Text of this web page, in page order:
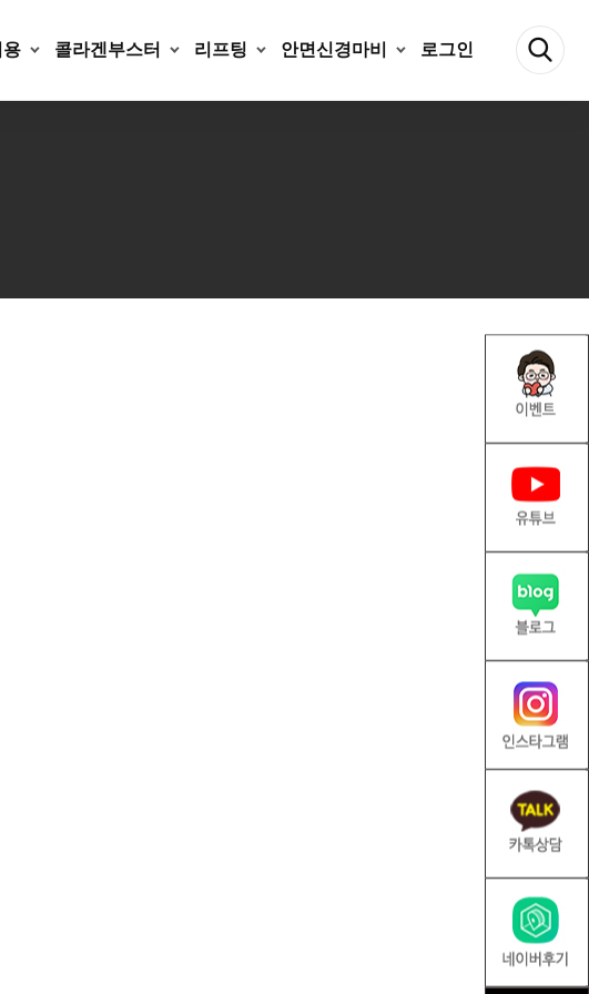
콜라겐부스터 리프팅 안면신경마비 로그인